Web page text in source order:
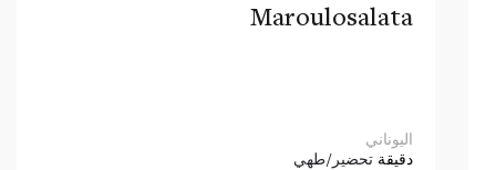
Maroulosalata
اليوناني
دقيقة تحضير/طهي